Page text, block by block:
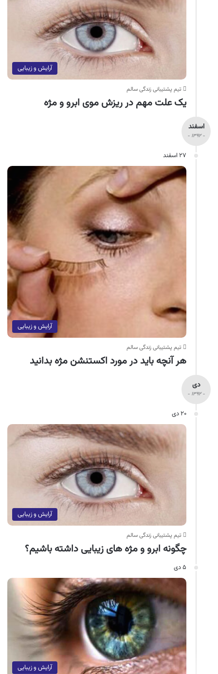
آرایش و زیبایی
تیم پشتیبانی زندگی سالم
یک علت مهم در ریزش موی ابرو و مژه
اسفند
- ۱۳۹۲ -
۲۷ اسفند
آرایش و زیبایی
تیم پشتیبانی زندگی سالم
هر آنچه باید در مورد اکستنشن مژه بدانید
دی
- ۱۳۹۲ -
۲۰ دی
آرایش و زیبایی
تیم پشتیبانی زندگی سالم
چگونه ابرو و مژه های زیبایی داشته باشیم؟
۵ دی
آرایش و زیبایی